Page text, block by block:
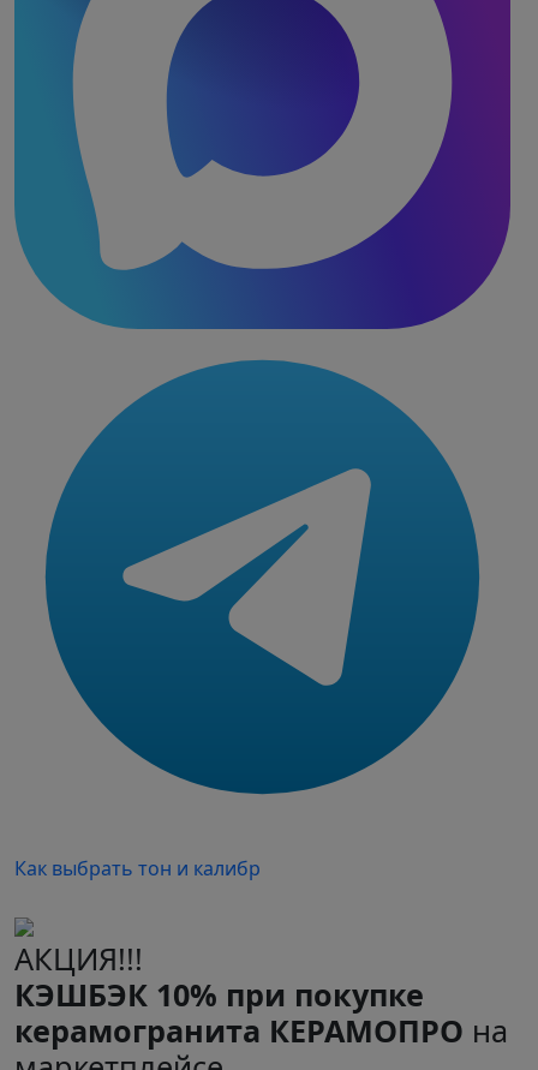
Как выбрать тон и калибр
АКЦИЯ!!!
КЭШБЭК 10% при покупке
керамогранита КЕРАМОПРО на